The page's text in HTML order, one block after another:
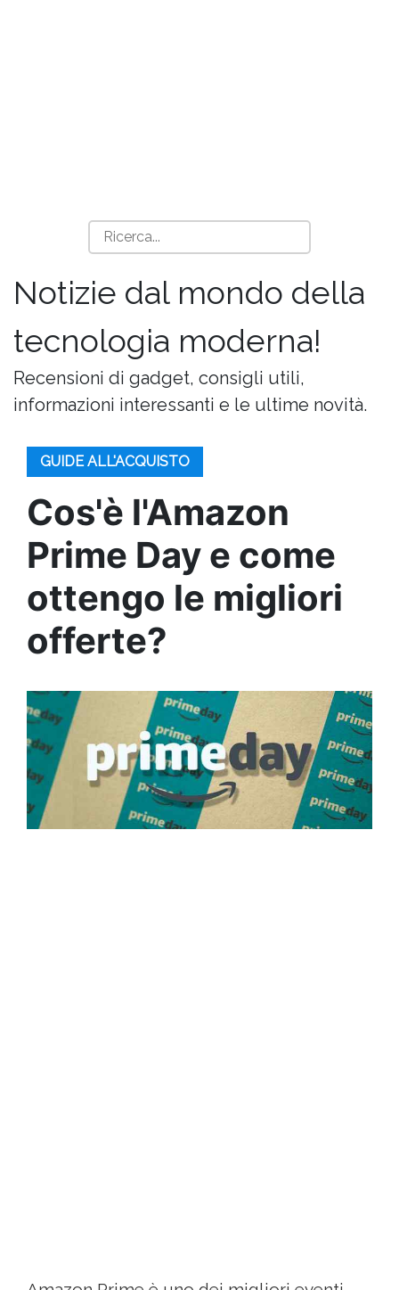
Notizie dal mondo della
tecnologia moderna!
Recensioni di gadget, consigli utili,
informazioni interessanti e le ultime novità.
GUIDE ALL'ACQUISTO
Cos'è l'Amazon
Prime Day e come
ottengo le migliori
offerte?